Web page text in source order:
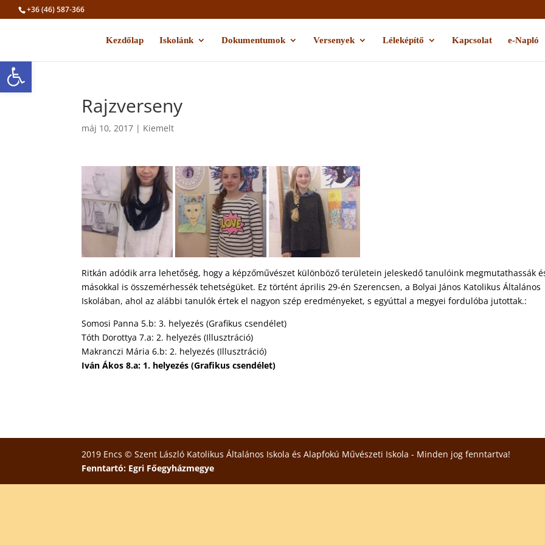
Eszköztár megnyitása
+36 (46) 587-366
Kezdőlap Iskolánk Dokumentumok Versenyek Léleképítő Kapcsolat e-Napló
Rajzverseny
máj 10, 2017 | Kiemelt
Ritkán adódik arra lehetőség, hogy a képzőművészet különböző területein jeleskedő tanulóink megmutathassák
másokkal is összemérhessék tehetségüket. Ez történt április 29-én Szerencsen, a Bolyai János Katolikus Általános
Iskolában, ahol az alábbi tanulók értek el nagyon szép eredményeket, s egyúttal a megyei fordulóba jutottak.:
Somosi Panna 5.b: 3. helyezés (Grafikus csendélet)
Tóth Dorottya 7.a: 2. helyezés (Illusztráció)
Makranczi Mária 6.b: 2. helyezés (Illusztráció)
Iván Ákos 8.a: 1. helyezés (Grafikus csendélet)
2019 Encs © Szent László Katolikus Általános Iskola és Alapfokú Művészeti Iskola - Minden jog fenntartva!
Fenntartó: Egri Főegyházmegye